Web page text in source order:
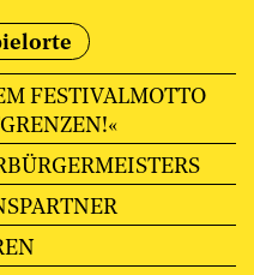
FESTIVALMOTTO